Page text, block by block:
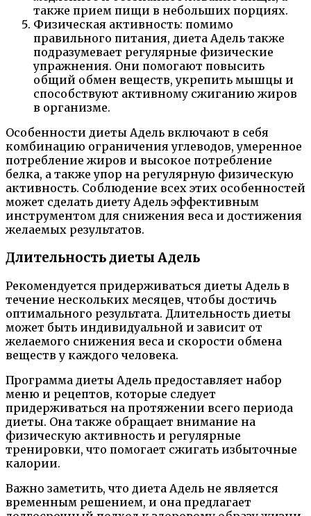
также прием пищи в небольших порциях.
Физическая активность: помимо
правильного питания, диета Адель также
подразумевает регулярные физические
упражнения. Они помогают повысить
общий обмен веществ, укрепить мышцы и
способствуют активному сжиганию жиров
в организме.
Особенности диеты Адель включают в себя
комбинацию ограничения углеводов, умеренное
потребление жиров и высокое потребление
белка, а также упор на регулярную физическую
активность. Соблюдение всех этих особенностей
может сделать диету Адель эффективным
инструментом для снижения веса и достижения
желаемых результатов.
Длительность диеты Адель
Рекомендуется придерживаться диеты Адель в
течение нескольких месяцев, чтобы достичь
оптимального результата. Длительность диеты
может быть индивидуальной и зависит от
желаемого снижения веса и скорости обмена
веществ у каждого человека.
Программа диеты Адель предоставляет набор
меню и рецептов, которые следует
придерживаться на протяжении всего периода
диеты. Она также обращает внимание на
физическую активность и регулярные
тренировки, что помогает сжигать избыточные
калории.
Важно заметить, что диета Адель не является
временным решением, и она предлагает